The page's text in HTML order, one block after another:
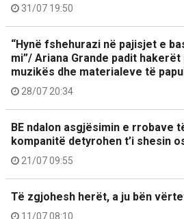
31/07 19:50
“Hynë fshehurazi në pajisjet e
mi”/ Ariana Grande padit
muzikës dhe materialeve të
28/07 20:34
BE ndalon asgjësimin e rrobave
kompanitë detyrohen t’i shesin
21/07 09:55
Të zgjohesh herët, a ju bën
11/07 08:10